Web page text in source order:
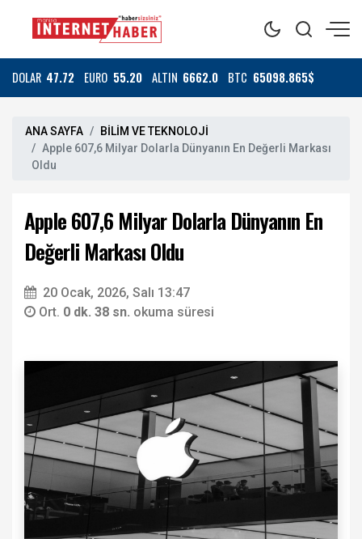
DOLAR 47.72 EURO 55.20 ALTIN 6662.0 BTC 65098.865$
ANA SAYFA
BİLİM VE TEKNOLOJİ
Apple 607,6 Milyar Dolarla Dünyanın En Değerli Markası
Oldu
Apple 607,6 Milyar Dolarla Dünyanın En
Değerli Markası Oldu
20 Ocak, 2026, Salı 13:47
Ort. 0 dk. 38 sn. okuma süresi